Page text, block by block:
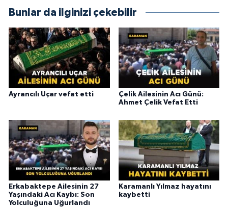
Bunlar da ilginizi çekebilir
Ayrancılı Uçar vefat etti
Çelik Ailesinin Acı Günü:
Ahmet Çelik Vefat Etti
Erkabaktepe Ailesinin 27
Yaşındaki Acı Kaybı: Son
Yolculuğuna Uğurlandı
Karamanlı Yılmaz hayatını
kaybetti